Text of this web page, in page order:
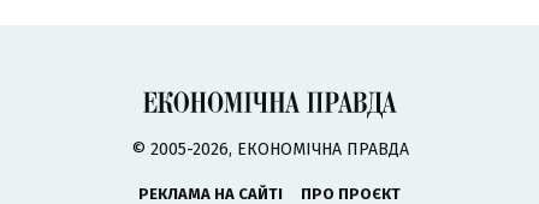
© 2005-2026, ЕКОНОМІЧНА ПРАВДА
РЕКЛАМА НА САЙТІ
ПРО ПРОЄКТ